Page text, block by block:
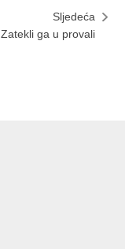
Sljedeća
Zatekli ga u provali